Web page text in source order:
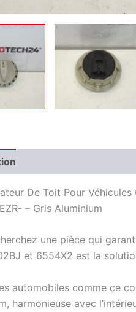
De Toit Pour Véhicules
– Gris Aluminium
une pièce qui
et 6554X2 est la
automobiles comme ce
harmonieuse avec